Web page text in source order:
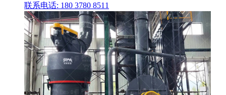
联系电话: 180 3780 8511